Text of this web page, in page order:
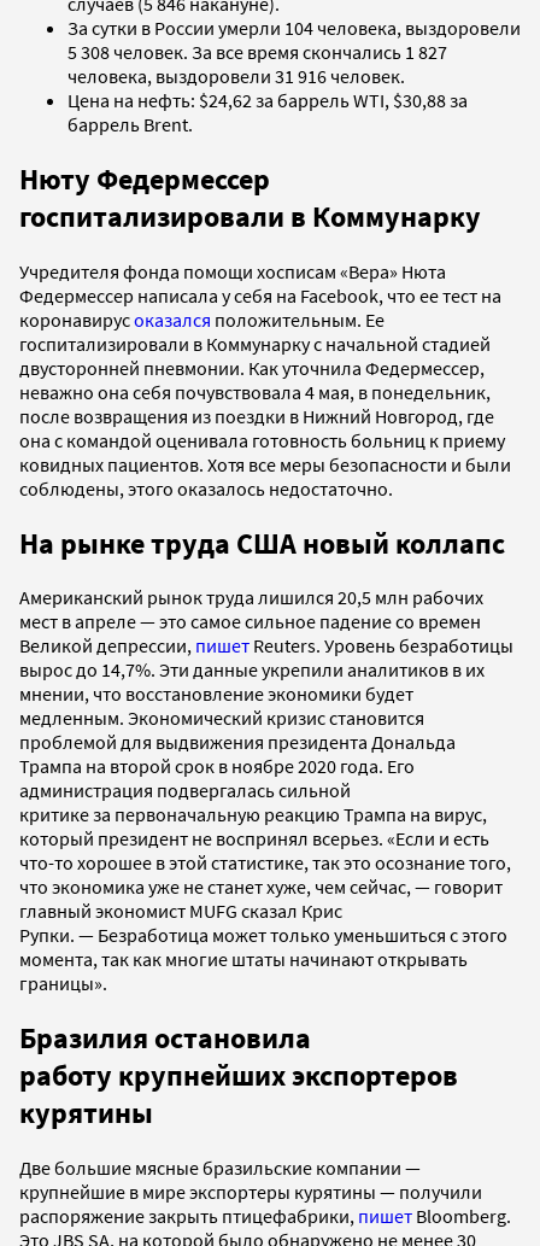
За сутки в России умерли 104 человека, выздоровели
5 308 человек. За все время скончались 1 827
человека, выздоровели 31 916 человек.
Цена на нефть: $24,62 за баррель WTI, $30,88 за
баррель Brent.
Нюту Федермессер
госпитализировали в Коммунарку
Учредителя фонда помощи хосписам «Вера» Нюта
Федермессер написала у себя на Facebook, что ее тест на
коронавирусоказался положительным. Ее
госпитализировали в Коммунарку с начальной стадией
двусторонней пневмонии. Как уточнила Федермессер,
неважно она себя почувствовала 4 мая, в понедельник,
после возвращения из поездки в Нижний Новгород, где
она с командой оценивала готовность больниц к приему
ковидных пациентов. Хотя все меры безопасности и были
соблюдены, этого оказалось недостаточно.
На рынке труда США новый коллапс
Американский рынок труда лишился 20,5 млн рабочих
мест в апреле — это самое сильное падение со времен
Великой депрессии, пишет Reuters. Уровень безработицы
вырос до 14,7%. Эти данные укрепили аналитиков в их
мнении, что восстановление экономики будет
медленным. Экономический кризис становится
проблемой для выдвижения президента Дональда
Трампа на второй срок в ноябре 2020 года. Его
администрация подвергалась сильной
критике за первоначальную реакцию Трампа на вирус,
который президент не воспринял всерьез. «Если и есть
что-то хорошее в этой статистике, так это осознание того,
что экономика уже не станет хуже, чем сейчас, — говорит
главный экономист MUFG сказал Крис
Рупки. — Безработица может только уменьшиться с этого
момента, так как многие штаты начинают открывать
границы».
Бразилия остановила
работу крупнейших экспортеров
курятины
Две большие мясные бразильские компании —
крупнейшие в мире экспортеры курятины — получили
распоряжение закрыть птицефабрики, пишет Bloomberg.
Это JBS SA, на которой было обнаружено не менее 30